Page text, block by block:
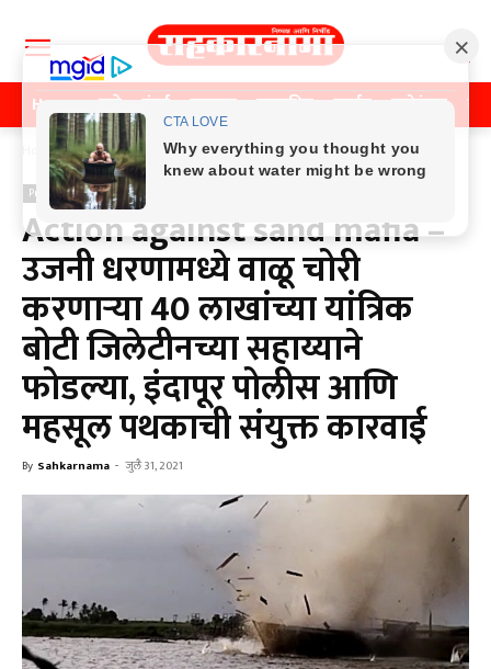
Home पुणे मुंबई महाराष्ट्र राजकीय क्राईम मनोरंजन
Home Previos News
Previos News
Action against sand mafia –
उजनी धरणामध्ये वाळू चोरी
करणाऱ्या 40 लाखांच्या यांत्रिक
बोटी जिलेटीनच्या सहाय्याने
फोडल्या, इंदापूर पोलीस आणि
महसूल पथकाची संयुक्त कारवाई
By Sahkarnama - जुलै 31, 2021